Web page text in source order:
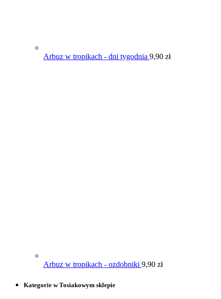
Arbuz w tropikach - dni tygodnia 9,90 zł
Arbuz w tropikach - ozdobniki 9,90 zł
Kategorie w Tosiakowym sklepie